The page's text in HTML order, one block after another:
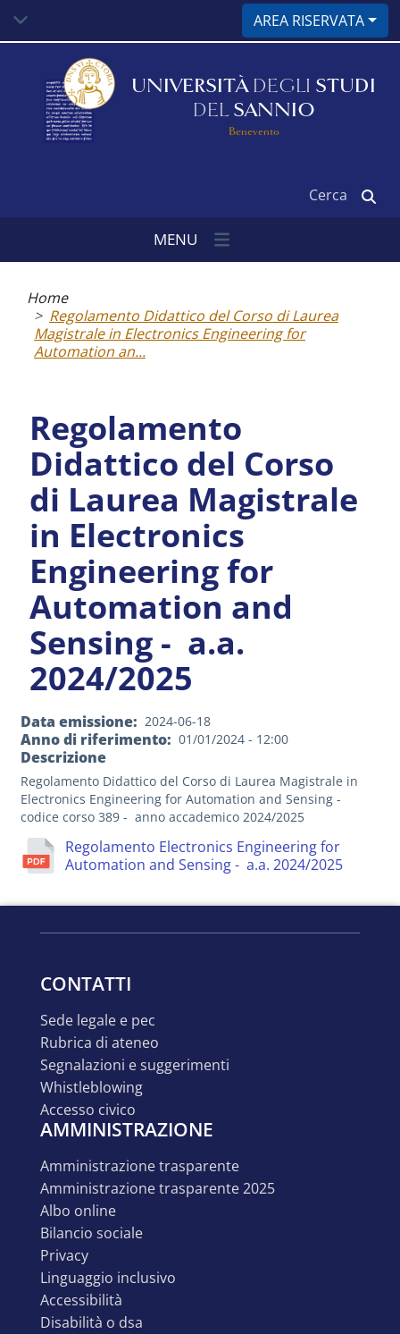
contenuto
AREA RISERVATA
UNIVERSITÀ DEGLI STUDI
DEL SANNIO
Benevento
MENU
pane
Home
Regolamento Didattico del Corso di Laurea
Magistrale in Electronics Engineering for
Automation an...
Regolamento
Didattico del Corso
di Laurea Magistrale
in Electronics
Engineering for
Automation and
Sensing - a.a.
2024/2025
Data emissione 2024-06-18
Anno di riferimento 01/01/2024 - 12:00
Descrizione
Regolamento Didattico del Corso di Laurea Magistrale in
Electronics Engineering for Automation and Sensing -
codice corso 389 - anno accademico 2024/2025
Regolamento Electronics Engineering for
Automation and Sensing - a.a. 2024/2025
CONTATTI
sede legale e pec
rubrica di ateneo
segnalazioni e suggerimenti
whistleblowing
accesso civico
AMMINISTRAZIONE
amministrazione trasparente
amministrazione trasparente 2025
albo online
bilancio sociale
privacy
linguaggio inclusivo
accessibilità
disabilità o dsa